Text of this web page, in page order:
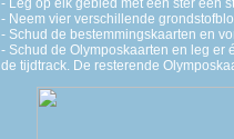
- Neem vier verschillende
- Schud de bestemmingskaarten en
- Schud de Olymposkaarten en leg er
de tijdtrack. De resterende